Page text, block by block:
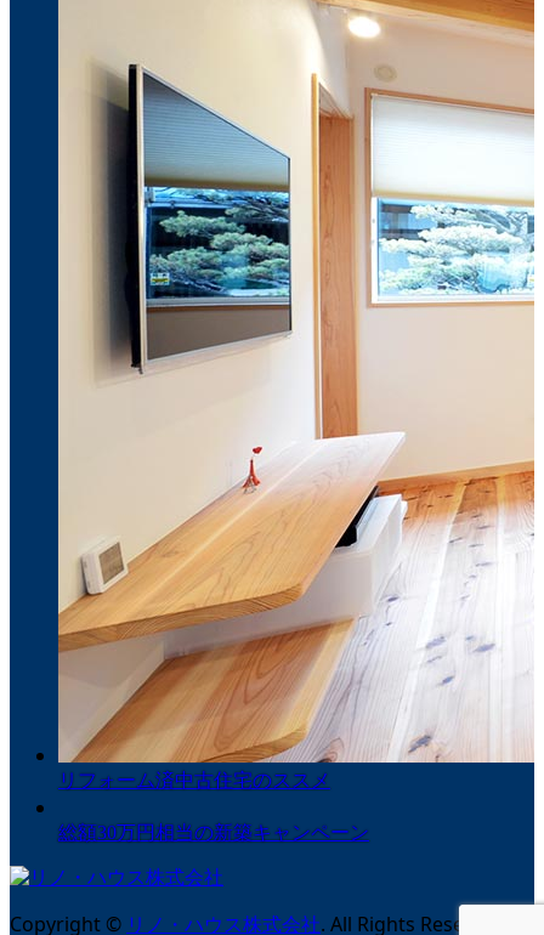
リフォーム済中古住宅のススメ
総額30万円相当の新築キャンペーン
Copyright © リノ・ハウス株式会社. All Rights Reserved.